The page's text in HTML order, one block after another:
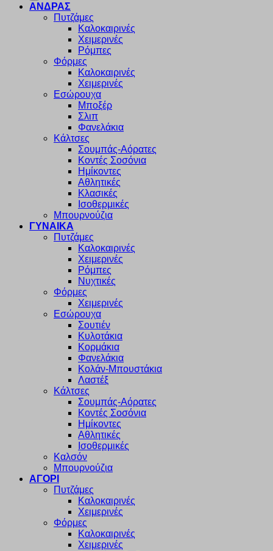
ΑΝΔΡΑΣ
Πυτζάμες
Καλοκαιρινές
Χειμερινές
Ρόμπες
Φόρμες
Καλοκαιρινές
Χειμερινές
Εσώρουχα
Μποξέρ
Σλιπ
Φανελάκια
Κάλτσες
Σουμπάς-Αόρατες
Κοντές Σοσόνια
Ημίκοντες
Αθλητικές
Κλασικές
Ισοθερμικές
Μπουρνούζια
ΓΥΝΑΙΚΑ
Πυτζάμες
Καλοκαιρινές
Χειμερινές
Ρόμπες
Νυχτικές
Φόρμες
Χειμερινές
Εσώρουχα
Σουτιέν
Κυλοτάκια
Κορμάκια
Φανελάκια
Κολάν-Μπουστάκια
Λαστέξ
Κάλτσες
Σουμπάς-Αόρατες
Κοντές Σοσόνια
Ημίκοντες
Αθλητικές
Ισοθερμικές
Καλσόν
Μπουρνούζια
ΑΓΟΡΙ
Πυτζάμες
Καλοκαιρινές
Χειμερινές
Φόρμες
Καλοκαιρινές
Χειμερινές